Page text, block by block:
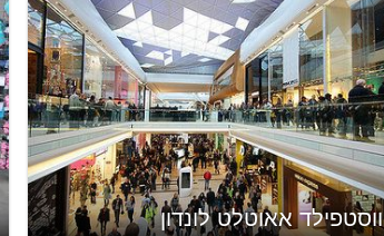
ווסטפילד אאוטלט לונדון